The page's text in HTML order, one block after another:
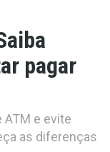
pagar
e evite
as diferenças